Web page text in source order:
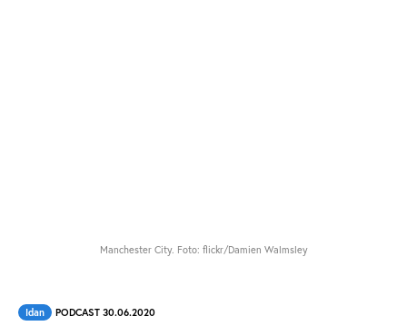
Manchester City. Foto: flickr/Damien Walmsley
Idan PODCAST 30.06.2020